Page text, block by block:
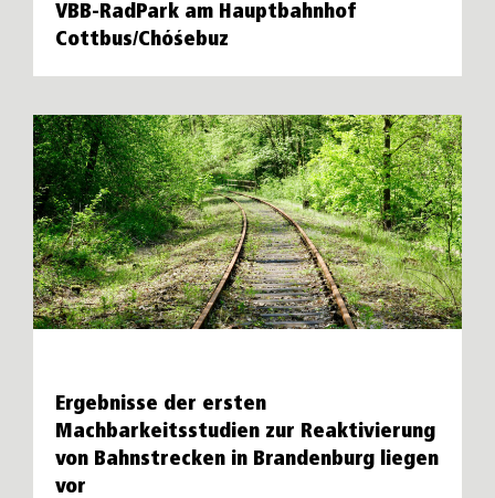
VBB-RadPark am Hauptbahnhof
Cottbus/Chóśebuz
Ergebnisse der ersten
Machbarkeitsstudien zur Reaktivierung
von Bahnstrecken in Brandenburg liegen
vor